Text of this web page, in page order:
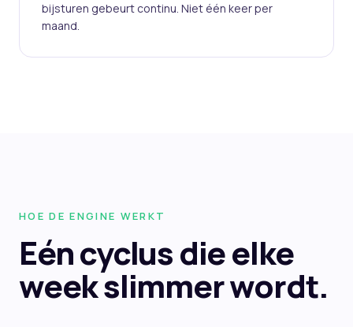
bijsturen gebeurt continu. Niet één keer per
maand.
HOE DE ENGINE WERKT
Eén cyclus die elke
weekslimmer wordt.